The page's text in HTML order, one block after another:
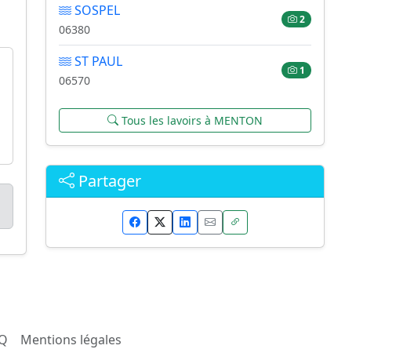
SOSPEL
06380
2
ST PAUL
06570
1
Tous les lavoirs à MENTON
Partager
Mentions légales